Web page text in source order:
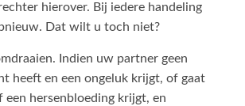
hierover. Bij iedere handeling
Dat wilt u toch niet?
Indien uw partner geen
heeft en een ongeluk krijgt, of gaat
een hersenbloeding krijgt, en